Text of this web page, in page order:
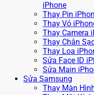
iPhone
Thay Pin
Thay Vỏ
Thay Camera
Thay Chân
Thay Loa
Sửa Face ID
Sửa Main
Sửa Samsung
Thay Màn